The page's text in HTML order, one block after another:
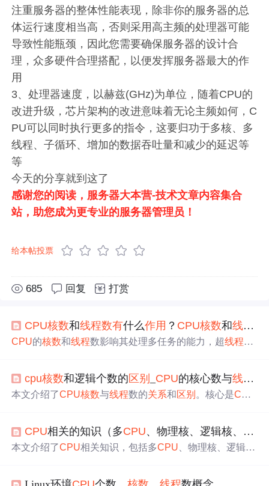
注重服务器的整体性能表现，除非你的服务器的总
体运行速度相当高，否则采用高主频的处理器可能
导致性能瓶颈，因此您需要确保服务器的设计合
理，众多硬件合理搭配，以便发挥服务器最大的作
用
3、处理器速度，以赫兹(GHz)为单位，随着CPU的
改进升级，芯片架构的改进意味着无论主频如何，C
PU可以同时执行更多的指令，这要归功于多核、多
线程、子循环、增加的数据吞吐量和减少的延迟等
等
今天的分享就到这了
感谢您的阅读， 服务器大本营-技术文章内容集合
站，助您成为更专业的服务器管理员！
给本帖投票
685 回复 打赏
CPU核数和线程数有什么作用 ？ CPU核数和线程
CPU的核数和线程数影响其处理多任务的能力，超线程技
计用于长时间连续工作，成本也更高。而家用CPU则更注
重综合性能和成本效益。
cpu核数和逻辑个数的区别 CPU的核心数与线程
本文介绍了CPU核数与线程数的关系和区别 。核心是CPU
面的作用，以及查看方法，最后指出CPU选择要根据个人
需求和预算。
CPU相关的知识（多CPU、物理核、逻辑核、超
本文介绍了CPU相关知识，包括多CPU 、物理核、逻辑